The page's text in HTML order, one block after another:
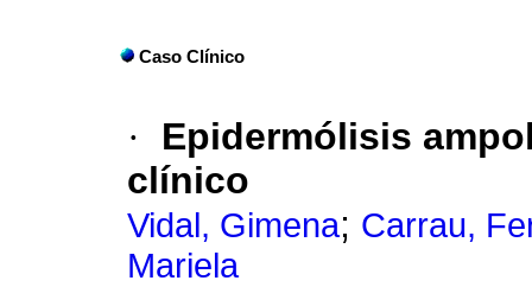
Caso Clínico
·
Epidermólisis
clínico
Vidal, Gimena; Carrau,
Mariela